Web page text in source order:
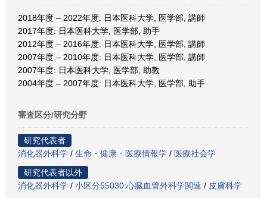
2018年度 – 2022年度: 日本医科大学, 医学部, 講師
2017年度: 日本医科大学, 医学部, 助手
2012年度 – 2016年度: 日本医科大学, 医学部, 講師
2007年度 – 2010年度: 日本医科大学, 医学部, 講師
2007年度: 日本医科大学, 医学部, 助教
2004年度 – 2007年度: 日本医科大学, 医学部, 助手
審査区分/研究分野
研究代表者
消化器外科学 / 生命・健康・医療情報学 / 医療社会学
研究代表者以外
消化器外科学 / 小区分55030:心臓血管外科学関連 / 皮膚科学